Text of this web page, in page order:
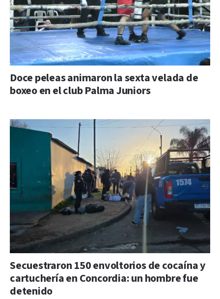
Doce peleas animaron la sexta velada de
boxeo en el club Palma Juniors
Secuestraron 150 envoltorios de cocaína y
cartuchería en Concordia: un hombre fue
detenido